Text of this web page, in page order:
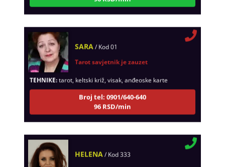
Tarot savjetnik je zauzet
TEHNIKE:tarot, keltski križ, visak, anđeoske karte
Broj tel: 0901/640-640
96 RSD/min
Tarot savjetnik je slobodan